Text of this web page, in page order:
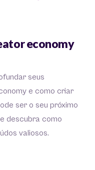
economy
seus
e como criar
ser o seu próximo
descubra como
valiosos.